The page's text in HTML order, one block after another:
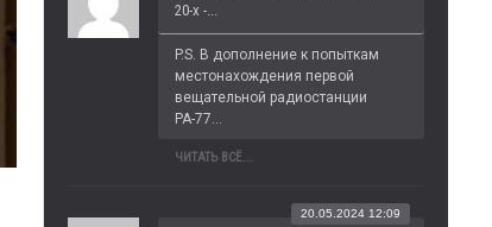
20-х -...
P.S. В дополнение к попыткам
местонахождения первой
вещательной радиостанции
РА-77...
ЧИТАТЬ ВСЁ...
20.05.2024 12:09